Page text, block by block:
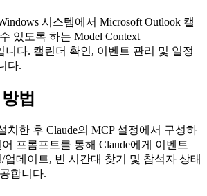
시스템에서 Microsoft Outlook 캘
있도록 하는 Model Context
니다. 캘린더 확인, 이벤트 관리 및 일정
다.
법
치한 후 Claude의 MCP 설정에서 구성하
프롬프트를 통해 Claude에게 이벤트
업데이트, 빈 시간대 찾기 및 참석자 상태
합니다.